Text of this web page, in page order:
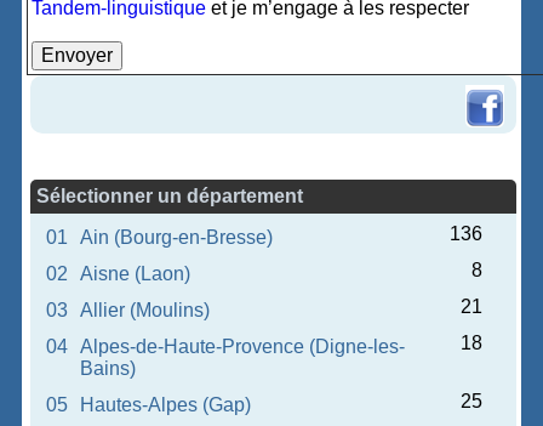
Tandem-linguistique et je m’engage à les respecter
Sélectionner un département
01
Ain (Bourg-en-Bresse)
136
02
Aisne (Laon)
8
03
Allier (Moulins)
21
04
Alpes-de-Haute-Provence (Digne-les-
Bains)
18
05 Hautes-Alpes (Gap)
25